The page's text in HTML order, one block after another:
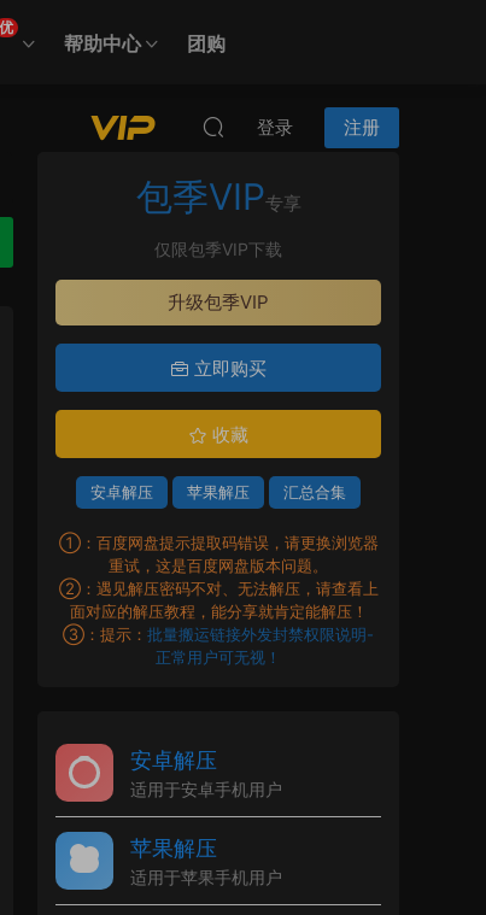
优
帮助中心 团购
登录 注册
包季VIP专享
仅限包季VIP下载
升级包季VIP
立即购买
收藏
安卓解压 苹果解压 汇总合集
①：百度网盘提示提取码错误，请更换浏览器
重试，这是百度网盘版本问题。
②：遇见解压密码不对、无法解压，请查看上
面对应的解压教程，能分享就肯定能解压！
③：提示： 批量搬运链接外发封禁权限说明-
正常用户可无视！
安卓解压
适用于安卓手机用户
苹果解压
适用于苹果手机用户